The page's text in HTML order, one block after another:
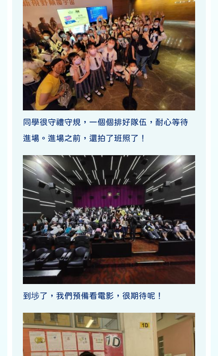
同學很守禮守規，一個個排好隊伍，耐心等待
進場。進場之前，還拍了班照了！
到埗了，我們預備看電影，很期待呢！